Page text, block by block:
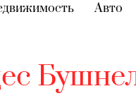
(current)
Авто